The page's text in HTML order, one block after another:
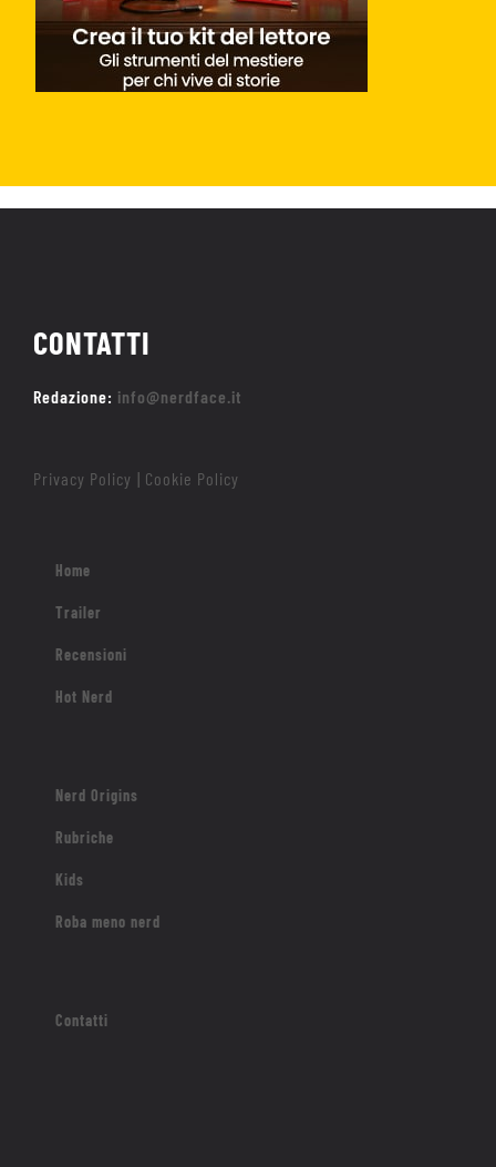
CONTATTI
Redazione: info@nerdface.it
Privacy Policy | Cookie Policy
Home
Trailer
Recensioni
Hot Nerd
Nerd Origins
Rubriche
Kids
Roba meno nerd
Contatti